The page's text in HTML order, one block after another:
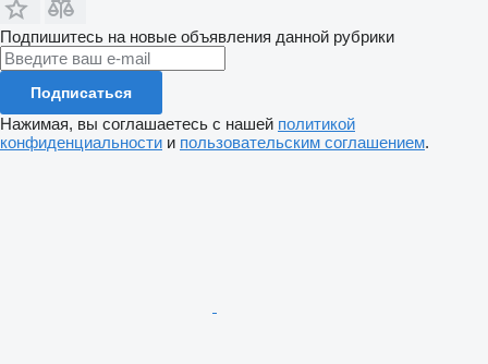
Подпишитесь на новые объявления данной рубрики
Подписаться
Нажимая, вы соглашаетесь с нашей политикой
конфиденциальности и пользовательским соглашением.